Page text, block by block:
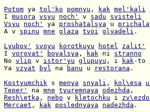
Potom ya tol'ko pomnyu , kak mel'kali
I musora vsyu noch' v sadu
svisteli
Vsyu
noch' ya proshatalsya u prichala
A v spinu mne glaza tvoi glyadeli .
Lyubov'
svoyu korotkuyu hotel zalit'
I vorovat' boyalsya , kak ni stranno
No vlip v istor'yu glupuyu , i kak-to
Ya vzyat byl na banu u restorana .
Kostyumchik s menya snyali , kol\esa
Teper'
na mne tyuremnaya odezhda
Resh\etka , nebo v kletochku i
Mercaet , kak poslednyaya nadezhda .